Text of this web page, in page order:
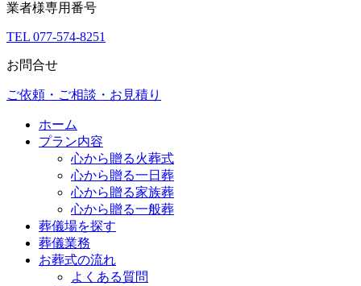
業者様専用番号
TEL 077-574-8251
お問合せ
ご依頼・ご相談・お見積り
ホーム
プラン内容
心から贈る火葬式
心から贈る一日葬
心から贈る家族葬
心から贈る一般葬
葬儀場を探す
葬儀業務
お葬式の流れ
よくある質問